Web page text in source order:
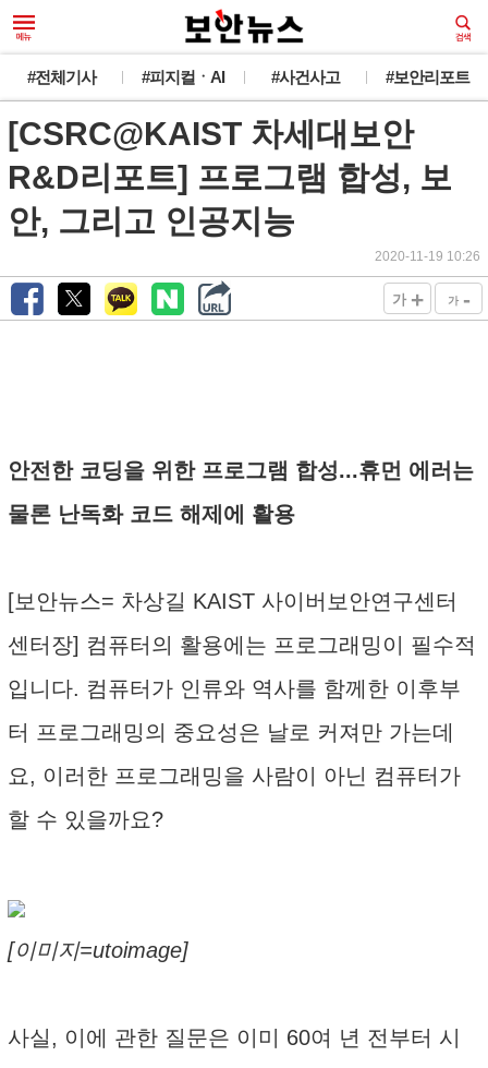
#전체기사 #피지컬ㆍAI #사건사고 #보안리포트
[CSRC@KAIST 차세대보안
R&D리포트] 프로그램 합성, 보
안, 그리고 인공지능
2020-11-19 10:26
가 + 가 -
안전한 코딩을 위한 프로그램 합성...휴먼 에러는
물론 난독화 코드 해제에 활용
[보안뉴스= 차상길 KAIST 사이버보안연구센터
센터장] 컴퓨터의 활용에는 프로그래밍이 필수적
입니다. 컴퓨터가 인류와 역사를 함께한 이후부
터 프로그래밍의 중요성은 날로 커져만 가는데
요, 이러한 프로그래밍을 사람이 아닌 컴퓨터가
할 수 있을까요?
[이미지=utoimage]
사실, 이에 관한 질문은 이미 60여 년 전부터 시